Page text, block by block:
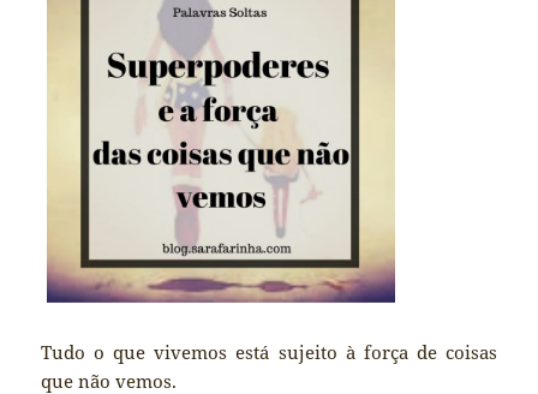
Tudo o que vivemos está sujeito à força de coisas
que não vemos.